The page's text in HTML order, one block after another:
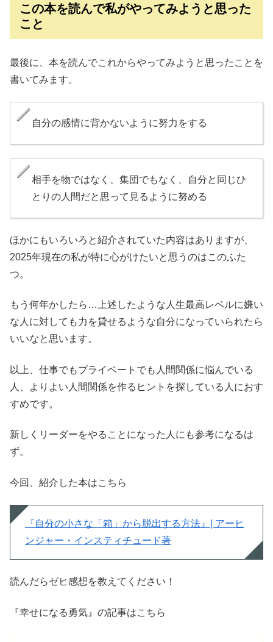
この本を読んで私がやってみようと思った
こと
最後に、本を読んでこれからやってみようと思ったことを
書いてみます。
自分の感情に背かないように努力をする
相手を物ではなく、集団でもなく、自分と同じひ
とりの人間だと思って見るように努める
ほかにもいろいろと紹介されていた内容はありますが、
2025年現在の私が特に心がけたいと思うのはこのふた
つ。
もう何年かしたら…上述したような人生最高レベルに嫌い
な人に対しても力を貸せるような自分になっていられたら
いいなと思います。
以上、仕事でもプライベートでも人間関係に悩んでいる
人、よりよい人間関係を作るヒントを探している人におす
すめです。
新しくリーダーをやることになった人にも参考になるは
ず。
今回、紹介した本はこちら
『自分の小さな「箱」から脱出する方法』| アーヒ
ンジャー・インスティチュード著
読んだらゼヒ感想を教えてください！
『幸せになる勇気』の記事はこちら